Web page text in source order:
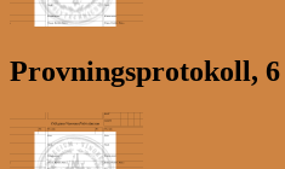
Provningsprotokoll,